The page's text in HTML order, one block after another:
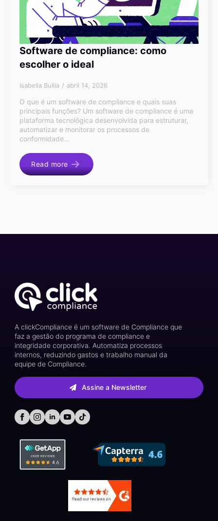
Software de compliance: como
escolher o ideal
Isabella Bullia abril 14, 2026
O que é um software de compliance e quais suas
principais funções? Um software de compliance é uma
plataforma tecnológica desenvolvida para estruturar,
automatizar e monitorar os processos de
conformidade…
Read more
A clickCompliance é um software de Compliance que
faz a gestão do programa de compliance e
integridade corporativa. Automatiza processos
internos, reduzindo gastos e trabalho manual da
equipe de Compliance.
Assine a Newsletter